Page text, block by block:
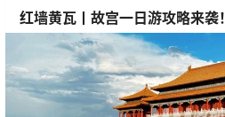
红墙黄瓦丨故宫一日游攻略来袭！